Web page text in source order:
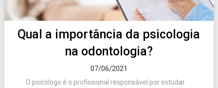
Qual a importância da psicologia
na odontologia?
07/06/2021
O psicólogo é o profissional responsável por estudar